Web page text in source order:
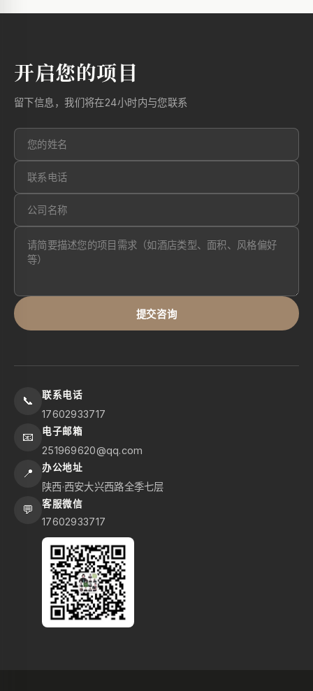
开启您的项目
留下信息，我们将在24小时内与您联系
提交咨询
📞 联系电话
17602933717
📧 电子邮箱
251969620@qq.com
📍 办公地址
陕西·西安大兴西路全季七层
💬 客服微信
17602933717